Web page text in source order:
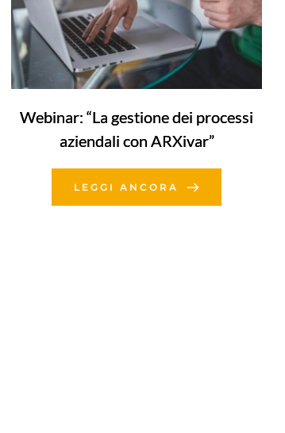
Webinar: “La gestione dei processi
aziendali con ARXivar”
LEGGI ANCORA